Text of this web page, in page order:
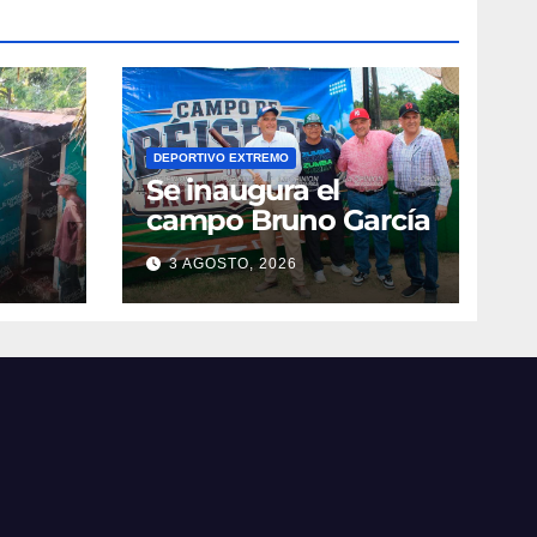
DEPORTIVO EXTREMO
Se inaugura el
campo Bruno García
3 AGOSTO, 2026